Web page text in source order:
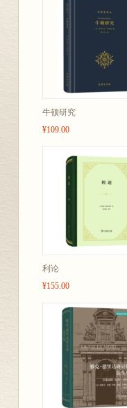
牛顿研究
¥109.00
利论
¥155.00